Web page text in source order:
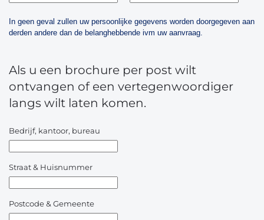
In geen geval zullen uw persoonlijke gegevens worden doorgegeven aan
derden andere dan de belanghebbende ivm uw aanvraag.
Als u een brochure per post wilt
ontvangen of een vertegenwoordiger
langs wilt laten komen.
Bedrijf, kantoor, bureau
Straat & Huisnummer
Postcode & Gemeente